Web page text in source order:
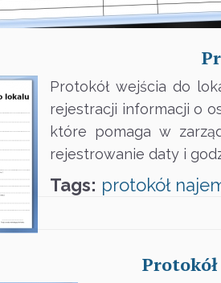
Protokół wejścia do
rejestracji informacji o
które pomaga w
rejestrowanie daty i
Tags: protokół